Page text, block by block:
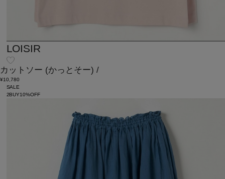
LOISIR
カットソー (かっとそー) /
¥10,780
SALE
2BUY10%OFF